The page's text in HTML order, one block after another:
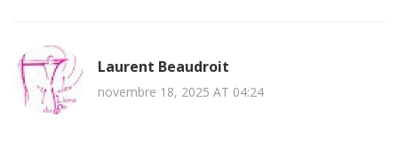
Laurent Beaudroit
novembre 18, 2025 AT 04:24